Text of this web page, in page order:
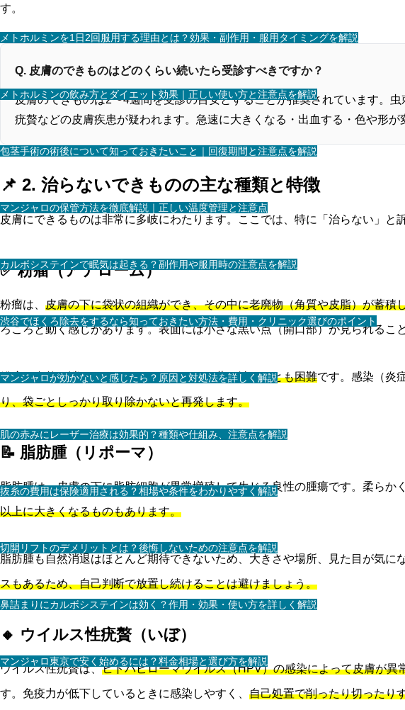
メトホルミンを1日2回服用する理由とは？効果・副作用・服用タイミングを解説
メトホルミンの飲み方とダイエット効果｜正しい使い方と注意点を解説
包茎手術の術後について知っておきたいこと｜回復期間と注意点を解説
マンジャロの保管方法を徹底解説｜正しい温度管理と注意点
カルボシステインで眠気は起きる？副作用や服用時の注意点を解説
渋谷でほくろ除去をするなら知っておきたい方法・費用・クリニック選びのポイント
マンジャロが効かないと感じたら？原因と対処法を詳しく解説
肌の赤みにレーザー治療は効果的？種類や仕組み、注意点を解説
抜糸の費用は保険適用される？相場や条件をわかりやすく解説
切開リフトのデメリットとは？後悔しないための注意点を解説
鼻詰まりにカルボシステインは効く？作用・効果・使い方を詳しく解説
マンジャロ東京で安く始めるには？料金相場と選び方を解説
す。
Q. 皮膚のできものはどのくらい続いたら受診すべきですか？
皮膚のできものは2〜4週間を受診の目安とすることが推奨されています。
疣贅などの皮膚疾患が疑われます。急速に大きくなる・出血する・色や形
📌 2. 治らないできものの主な種類と特徴
皮膚にできるものは非常に多岐にわたります。ここでは、特に「治らない」と
✅ 粉瘤（アテローム）
粉瘤は、 皮膚の下に袋状の組織ができ、その中に老廃物（角質や皮脂）が蓄積
ろころと動く感じがあります。表面には小さな黒い点（開口部）が見られるこ
粉瘤は自然に消えることはほとんどなく、薬で治すことも困難です。感染（炎
り、袋ごとしっかり取り除かないと再発します。
📝 脂肪腫（リポーマ）
脂肪腫は、皮膚の下に脂肪細胞が異常増殖して生じる良性の腫瘍です。柔らか
以上に大きくなるものもあります。
脂肪腫も自然消退はほとんど期待できないため、大きさや場所、見た目が気に
スもあるため、自己判断で放置し続けることは避けましょう。
🔸 ウイルス性疣贅（いぼ）
ウイルス性疣贅は、ヒトパピローマウイルス（HPV）の感染によって皮膚が異
す。免疫力が低下しているときに感染しやすく、 自己処置で削ったり切ったり